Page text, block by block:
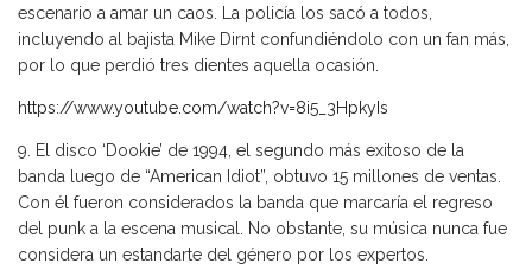
escenario a amar un caos. La policía los sacó a todos,
incluyendo al bajista Mike Dirnt confundiéndolo con un fan más,
por lo que perdió tres dientes aquella ocasión.
https://www.youtube.com/watch?v=8i5_3HpkyIs
9. El disco ‘Dookie’ de 1994, el segundo más exitoso de la
banda luego de “American Idiot”, obtuvo 15 millones de ventas.
Con él fueron considerados la banda que marcaría el regreso
del punk a la escena musical. No obstante, su música nunca fue
considera un estandarte del género por los expertos.